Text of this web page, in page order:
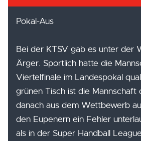
Pokal-Aus
Bei der KTSV gab es unter der
Ärger. Sportlich hatte die
Viertelfinale im Landespokal
grünen Tisch ist die Mannschaft
danach aus dem Wettbewerb
den Eupenern ein Fehler
als in der Super Handball